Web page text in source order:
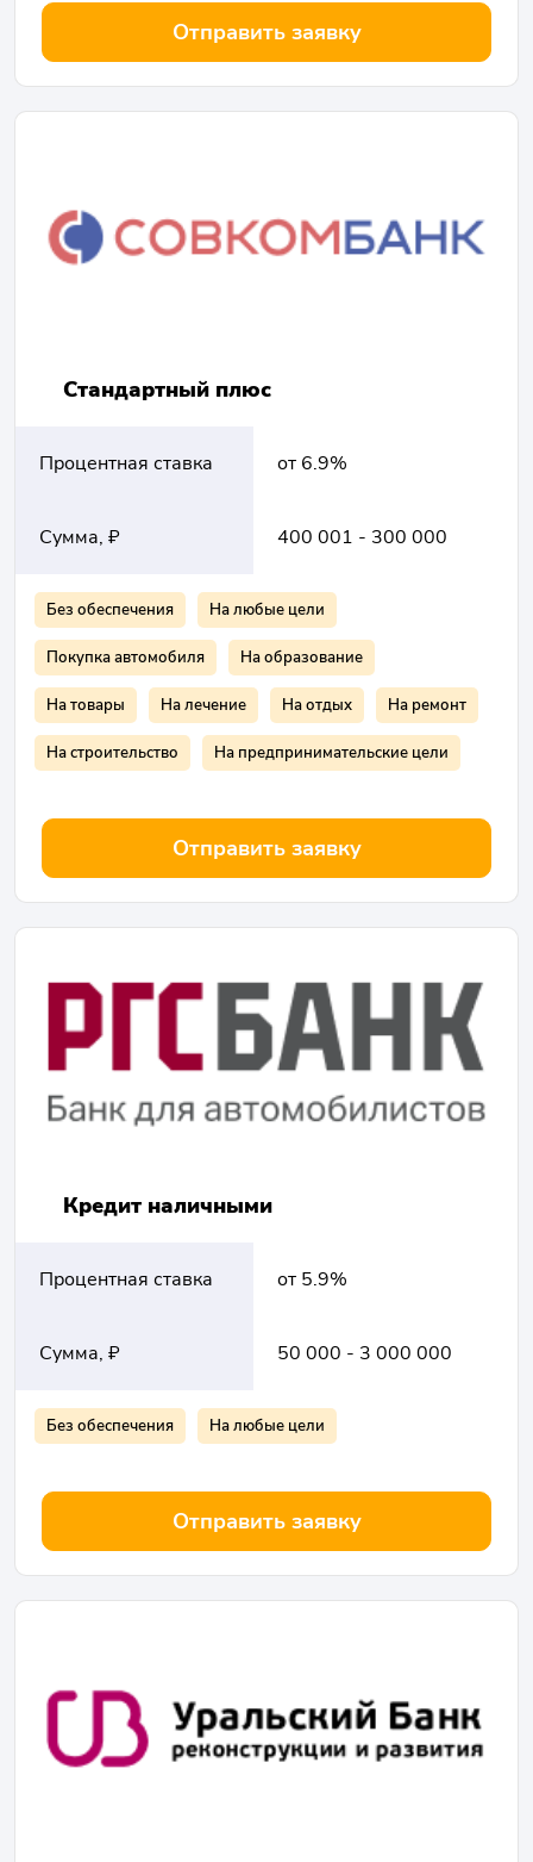
Отправить заявку
Стандартный плюс
Процентная ставка от 6.9%
Сумма, ₽ 400 001 - 300 000
Без обеспечения На любые цели
Покупка автомобиля На образование
На товары На лечение На отдых На ремонт
На строительство На предпринимательские цели
Отправить заявку
Кредит наличными
Процентная ставка от 5.9%
Сумма, ₽ 50 000 - 3 000 000
Без обеспечения На любые цели
Отправить заявку